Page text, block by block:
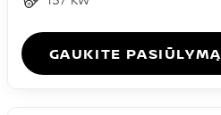
GAUKITE PASIŪLYMĄ